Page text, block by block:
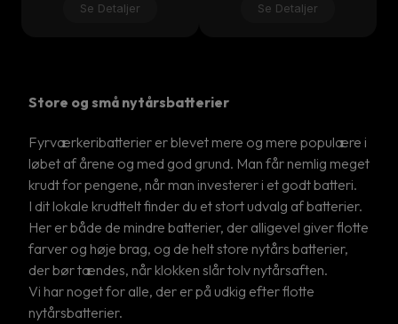
Se Detaljer Se Detaljer
Store og små nytårsbatterier
Fyrværkeribatterier er blevet mere og mere populære i
løbet af årene og med god grund. Man får nemlig meget
krudt for pengene, når man investerer i et godt batteri.
I dit lokale krudttelt finder du et stort udvalg af batterier.
Her er både de mindre batterier, der alligevel giver flotte
farver og høje brag, og de helt store nytårs batterier,
der bør tændes, når klokken slår tolv nytårsaften.
Vi har noget for alle, der er på udkig efter flotte
nytårsbatterier.